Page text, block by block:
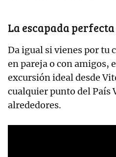
La escapada perfecta
Da igual si vienes por tu
en pareja o con amigos,
excursión ideal desde
cualquier punto del País
alrededores.